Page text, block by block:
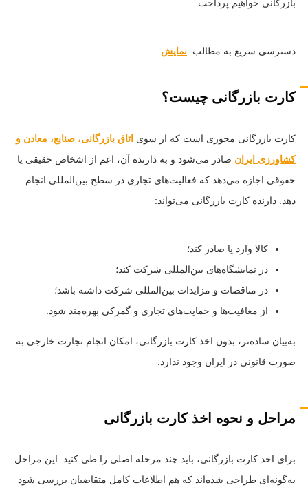
بازرگانی خواهیم پرداخت.
دسترسی سریع به مطالب: نمایش
کارت بازرگانی چیست؟
کارت بازرگانی مجوزی است که از سوی اتاق بازرگانی، صنایع، معادن و
کشاورزی ایران صادر می‌شود و به دارنده آن، اعم از اشخاص حقیقی یا
حقوقی اجازه می‌دهد که فعالیت‌های تجاری در سطح بین‌المللی انجام
دهد. دارنده کارت بازرگانی می‌تواند:
کالا وارد یا صادر کند؛
در نمایشگاه‌های بین‌المللی شرکت کند؛
در مناقصات و مزایدات بین‌المللی شرکت داشته باشد؛
از معافیت‌ها و حمایت‌های تجاری و گمرکی بهره‌مند شود.
به‌بیان ساده‌تر، بدون اخذ کارت بازرگانی، امکان انجام تجارت خارجی به
صورت قانونی در ایران وجود ندارد.
مراحل و نحوه اخذ کارت بازرگانی
برای اخذ کارت بازرگانی، باید چند مرحله اصلی را طی کنید. این مراحل
به‌گونه‌ای طراحی شده‌اند که هم اطلاعات کامل متقاضیان بررسی شود